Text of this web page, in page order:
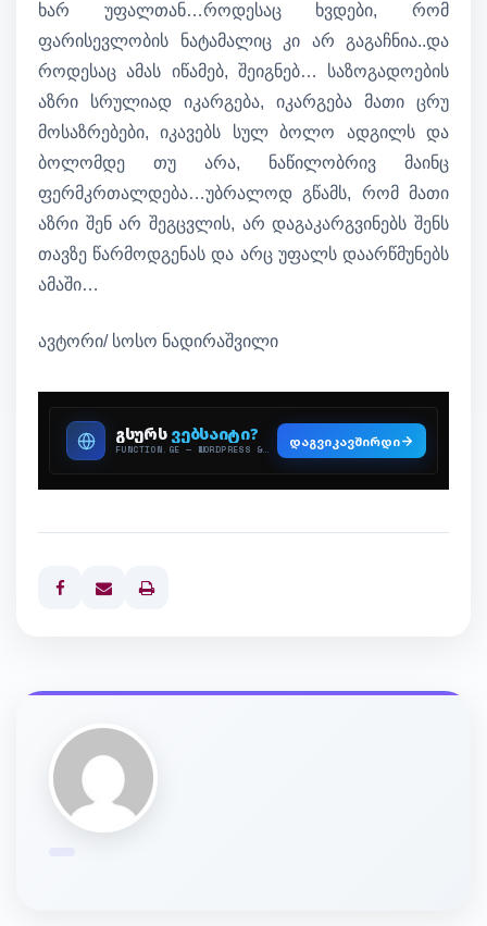
ხარ უფალთან…როდესაც ხვდები, რომ
ფარისევლობის ნატამალიც კი არ გაგაჩნია..და
როდესაც ამას იწამებ, შეიგნებ… საზოგადოების
აზრი სრულიად იკარგება, იკარგება მათი ცრუ
მოსაზრებები, იკავებს სულ ბოლო ადგილს და
ბოლომდე თუ არა, ნაწილობრივ მაინც
ფერმკრთალდება…უბრალოდ გწამს, რომ მათი
აზრი შენ არ შეგცვლის, არ დაგაკარგვინებს შენს
თავზე წარმოდგენას და არც უფალს დაარწმუნებს
ამაში…
ავტორი/ სოსო ნადირაშვილი
Print